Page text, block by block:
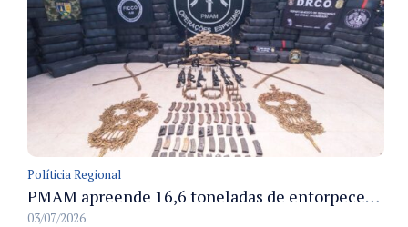
Políticia Regional
PMAM apreende 16,6 toneladas de entorpecentes e registra aumento nas prisões em flagrante e nas capturas de foragidos no primeiro semestre de 2026
03/07/2026